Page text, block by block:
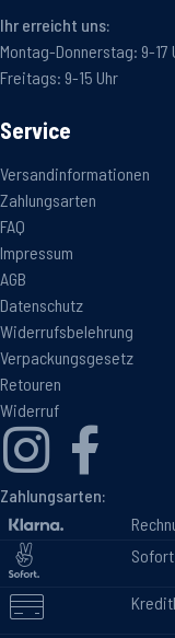
Ihr erreicht uns:
Montag-Donnerstag: 9-17
Freitags: 9-15 Uhr
Service
Versandinformationen
Zahlungsarten
FAQ
Impressum
AGB
Datenschutz
Widerrufsbelehrung
Verpackungsgesetz
Retouren
Widerruf
Zahlungsarten: